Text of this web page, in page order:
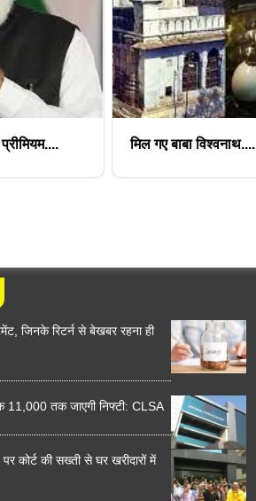
मिल गए बाबा विश्वनाथ....
जिनके रिटर्न से बेखबर रहना ही
तक जाएगी निफ्टी: CLSA
कोर्ट की सख्ती से घर खरीदारों में